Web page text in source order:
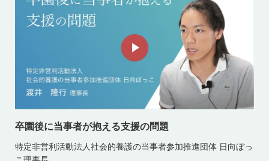
卒園後に当事者が抱える支援の問題
特定非営利活動法人社会的養護の当事者参加推進団体 日向ぼっ